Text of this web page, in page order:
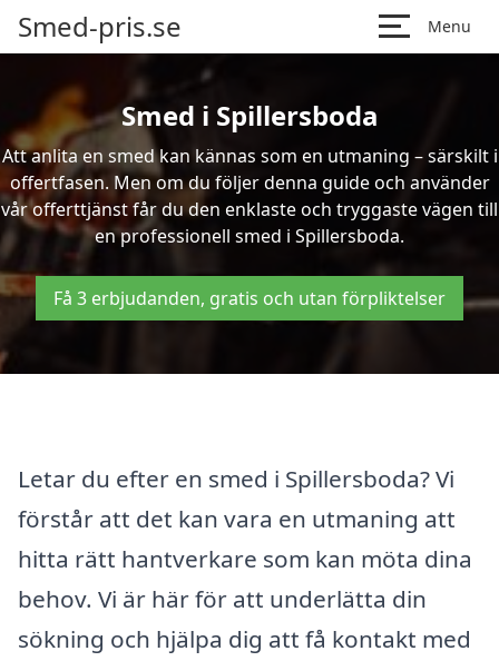
Smed-pris.se Menu
Smed i Spillersboda
Att anlita en smed kan kännas som en utmaning – särskilt i
offertfasen. Men om du följer denna guide och använder
vår offerttjänst får du den enklaste och tryggaste vägen till
en professionell smed i Spillersboda.
Få 3 erbjudanden, gratis och utan förpliktelser
Letar du efter en smed i Spillersboda? Vi
förstår att det kan vara en utmaning att
hitta rätt hantverkare som kan möta dina
behov. Vi är här för att underlätta din
sökning och hjälpa dig att få kontakt med